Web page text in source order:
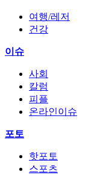
여행/레저
건강
이슈
사회
칼럼
피플
온라인이슈
포토
핫포토
스포츠